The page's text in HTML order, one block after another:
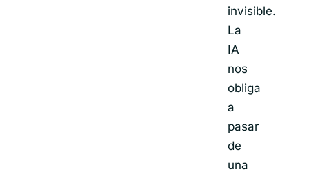
invisible.
La
IA
nos
obliga
a
pasar
de
una